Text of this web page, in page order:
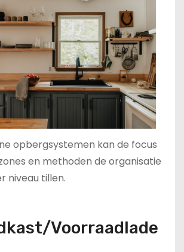
opbergsystemen kan de focus
en methoden de organisatie
niveau tillen.
Voorraadlade